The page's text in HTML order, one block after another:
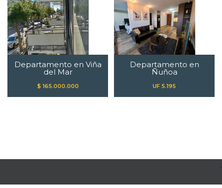
Departamento en Viña
del Mar
$ 165.000.000
Departamento en
Ñuñoa
UF 5.195